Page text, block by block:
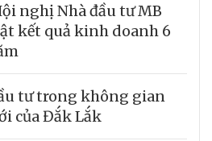
nghị Nhà đầu tư MB
kết quả kinh doanh 6
tư trong không gian
của Đắk Lắk